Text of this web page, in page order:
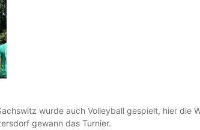
wurde auch Volleyball gespielt, hier die
gewann das Turnier.